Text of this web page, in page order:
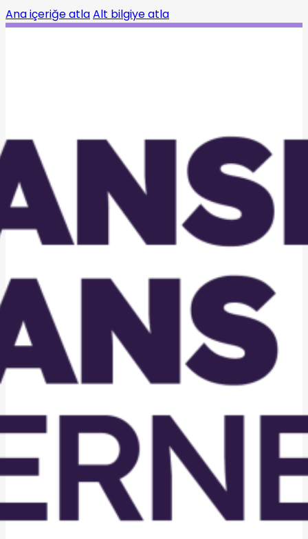
Ana içeriğe atlaAlt bilgiye atla